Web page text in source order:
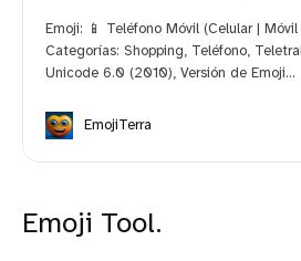
Emoji: 📱 Teléfono Móvil (Celular | Móvil
Categorías: Shopping, Teléfono,
Unicode 6.0 (2010), Versión de Emoji...
EmojiTerra
Emoji Tool.